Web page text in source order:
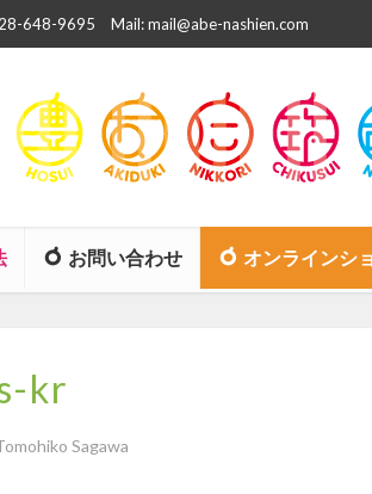
648-9695 Mail: mail@abe-nashien.com
お問い合わせ オンラインシ
kr
Sagawa